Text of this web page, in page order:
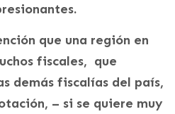
que una región en
fiscales, que
demás fiscalías del país,
– si se quiere muy